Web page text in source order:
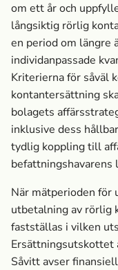
om ett år och
långsiktig rörlig
en period om längre
individanpassade
Kriterierna för såväl
kontantersättning
bolagets
inklusive dess
tydlig koppling till
befattningshavarens
När mätperioden
utbetalning av rörlig
fastställas i vilken
Ersättningsutskottet
Såvitt avser